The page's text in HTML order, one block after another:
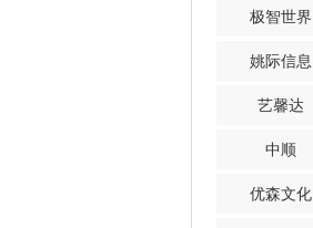
极智世界
姚际信息
艺馨达
中顺
优森文化